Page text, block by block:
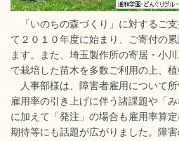
「いのちの森づくり」に対するご支
て２０１０年度に始まり、ご寄付の
ます。また、埼玉製作所の寄居・小
で栽培した苗木を多数ご利用の上、
人事部様は、障害者雇用について所
雇用率の引き上げに伴う諸課題や「
に加えて「発注」の場合も雇用率算
期待等にも話題が広がりました。障